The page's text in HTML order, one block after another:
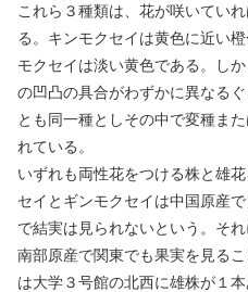
これら３種類は、花が咲いてい
る。キンモクセイは黄色に近い
モクセイは淡い黄色である。し
の凹凸の具合がわずかに異なる
とも同一種としその中で変種ま
れている。
いずれも両性花をつける株と雄
セイとギンモクセイは中国原産
で結実は見られないという。そ
南部原産で関東でも果実を見る
は大学３号館の北西に雄株が１